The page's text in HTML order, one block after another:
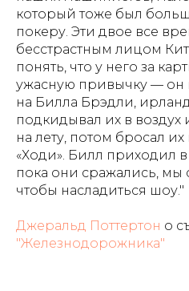
который тоже был
покеру. Эти двое все
бесстрастным лицом
понять, что у него за
ужасную привычку — он
на Билла Брэдли,
подкидывал их в воздух
на лету, потом бросал
«Ходи». Билл приходил
пока они сражались, мы
чтобы насладиться шоу."
Джеральд Поттертон о
"Железнодорожника"